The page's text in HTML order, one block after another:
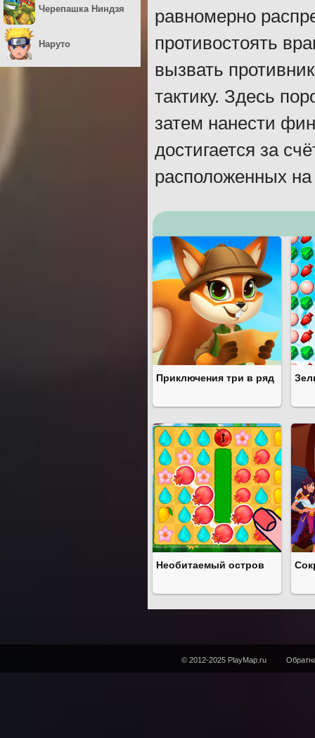
равномерно
противостоять
вызвать
тактику. Здесь
затем нанести
достигается за
расположенных
Приключения три в ряд
Необитаемый остров
Черепашка Ниндзя
Наруто
© 2012-2025 PlayMap.ru